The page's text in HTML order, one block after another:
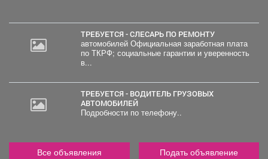
ТРЕБУЕТСЯ - СЛЕСАРЬ ПО РЕМОНТУ
автомобилей Официальная заработная плата
по ТКРФ; социальные гарантии и уверенность
в...
ТРЕБУЕТСЯ - ВОДИТЕЛЬ ГРУЗОВЫХ
АВТОМОБИЛЕЙ
Подробности по телефону..
Все объявления Подать объявление